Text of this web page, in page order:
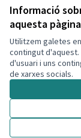
Informació
aquesta
Utilitzem galetes
contingut
d'usuari i uns
de xarxes socials.
Configuració de les
Decidim Calafell a X
(Enllaç extern)
Decidim
(Enllaç extern)
Decidim
(Enllaç
(Enllaç extern)